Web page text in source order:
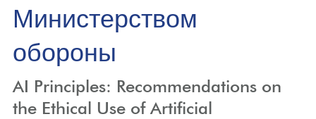
Министерством
обороны
AI Principles: Recommendations on
the Ethical Use of Artificial